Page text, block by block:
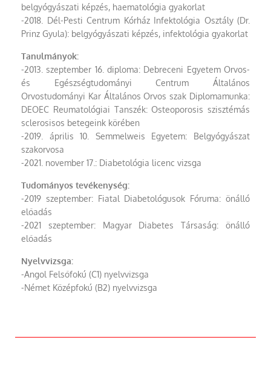
belgyógyászati képzés, haematológia gyakorlat
-2018. Dél-Pesti Centrum Kórház Infektológia Osztály (Dr.
Prinz Gyula): belgyógyászati képzés, infektológia gyakorlat
Tanulmányok:
-2013. szeptember 16. diploma: Debreceni Egyetem Orvos-
és Egészségtudományi Centrum Általános
Orvostudományi Kar Általános Orvos szak Diplomamunka:
DEOEC Reumatológiai Tanszék: Osteoporosis szisztémás
sclerosisos betegeink körében
-2019. április 10. Semmelweis Egyetem: Belgyógyászat
szakorvosa
-2021. november 17.: Diabetológia licenc vizsga
Tudományos tevékenység:
-2019 szeptember: Fiatal Diabetológusok Fóruma: önálló
előadás
-2021 szeptember: Magyar Diabetes Társaság: önálló
előadás
Nyelvvizsga:
-Angol Felsőfokú (C1) nyelvvizsga
-Német Középfokú (B2) nyelvvizsga